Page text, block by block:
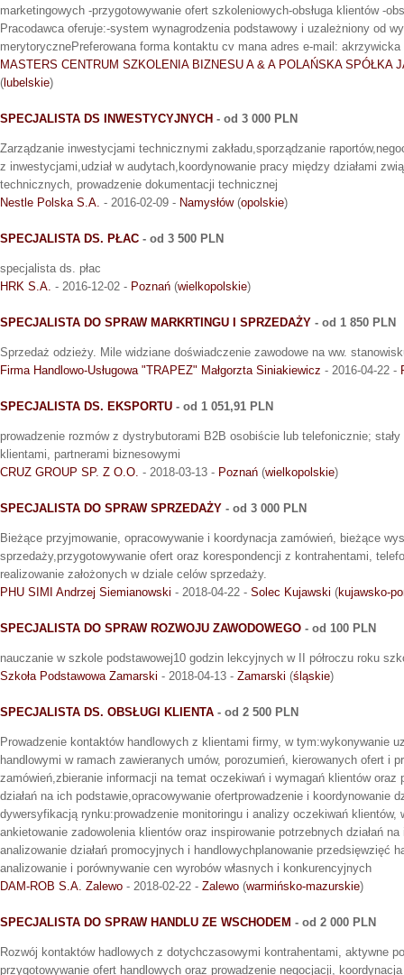
marketingowych -przygotowywanie ofert szkoleniowych-obsługa klientów -
Pracodawca oferuje:-system wynagrodzenia podstawowy i uzależniony od
merytorycznePreferowana forma kontaktu cv mana adres e-mail:
MASTERS CENTRUM SZKOLENIA BIZNESU A & A POLAŃSKA SPÓŁKA
( lubelskie)
SPECJALISTA DS INWESTYCYJNYCH - od 3 000 PLN
Zarządzanie inwestycjami technicznymi zakładu,sporządzanie
z inwestycjami,udział w audytach,koordynowanie pracy między działami
technicznych, prowadzenie dokumentacji technicznej
Nestle Polska S.A. - 2016-02-09 - Namysłów(opolskie)
SPECJALISTA DS. PŁAC - od 3 500 PLN
specjalista ds. płac
HRK S.A. - 2016-12-02 - Poznań (wielkopolskie)
SPECJALISTA DO SPRAW MARKRTINGU I SPRZEDAŻY - od 1 850 PLN
Sprzedaż odzieży. Mile widziane doświadczenie zawodowe na ww.
Firma Handlowo-Usługowa "TRAPEZ" Małgorzta Siniakiewicz - 2016-04-22 -
SPECJALISTA DS. EKSPORTU - od 1 051,91 PLN
prowadzenie rozmów z dystrybutorami B2B osobiście lub telefonicznie;
klientami, partnerami biznesowymi
CRUZ GROUP SP. Z O.O. - 2018-03-13 - Poznań (wielkopolskie)
SPECJALISTA DO SPRAW SPRZEDAŻY - od 3 000 PLN
Bieżące przyjmowanie, opracowywanie i koordynacja zamówień, bieżące
sprzedaży,przygotowywanie ofert oraz korespondencji z kontrahentami,
realizowanie założonych w dziale celów sprzedaży.
PHU SIMI Andrzej Siemianowski - 2018-04-22 - Solec Kujawski (kujawsko-
SPECJALISTA DO SPRAW ROZWOJU ZAWODOWEGO - od 100 PLN
nauczanie w szkole podstawowej10 godzin lekcyjnych w II półroczu roku
Szkoła Podstawowa Zamarski - 2018-04-13 - Zamarski (śląskie)
SPECJALISTA DS. OBSŁUGI KLIENTA - od 2 500 PLN
Prowadzenie kontaktów handlowych z klientami firmy, w tym:wykonywanie
handlowymi w ramach zawieranych umów, porozumień, kierowanych ofert i
zamówień,zbieranie informacji na temat oczekiwań i wymagań klientów oraz
działań na ich podstawie,opracowywanie ofertprowadzenie i koordynowanie
dywersyfikacją rynku:prowadzenie monitoringu i analizy oczekiwań klientów,
ankietowanie zadowolenia klientów oraz inspirowanie potrzebnych działań
analizowanie działań promocyjnych i handlowychplanowanie przedsięwzięć
analizowanie i porównywanie cen wyrobów własnych i konkurencyjnych
DAM-ROB S.A. Zalewo - 2018-02-22 - Zalewo (warmińsko-mazurskie)
SPECJALISTA DO SPRAW HANDLU ZE WSCHODEM - od 2 000 PLN
Rozwój kontaktów hadlowych z dotychczasowymi kontrahentami, aktywne
przygotowywanie ofert handlowych oraz prowadzenie negocjacji,